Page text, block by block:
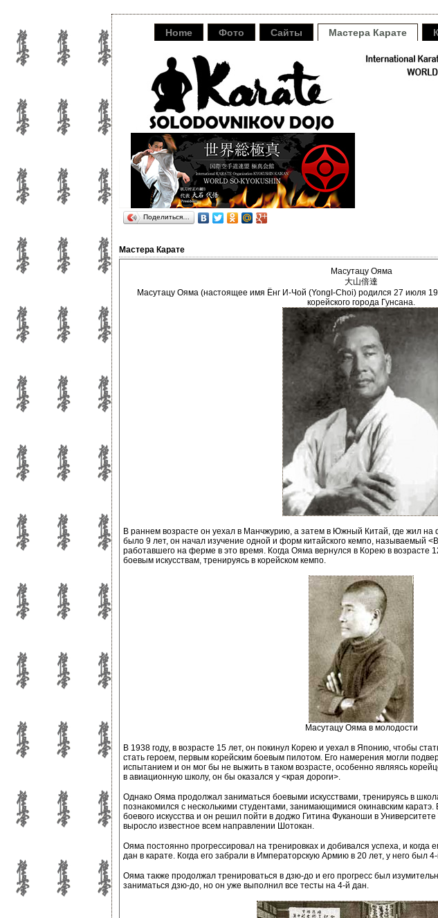
Home Фото Сайты Мастера Карате
Поделиться…
Мастера Карате
Масутацу Ояма
大山倍達
Масутацу Ояма (настоящее имя Ёнг И-Чой (YongI-Choi) родился 27 июля
корейского города Гунсана.
В раннем возрасте он уехал в Манчжурию, а затем в Южный Китай, где жил
было 9 лет, он начал изучение одной и форм китайского кемпо, называемый
работавшего на ферме в это время. Когда Ояма вернулся в Корею в возрасте
боевым искусствам, тренируясь в корейском кемпо.
Масутацу Ояма в молодости
В 1938 году, в возрасте 15 лет, он покинул Корею и уехал в Японию, чтобы
стать героем, первым корейским боевым пилотом. Его намерения могли
испытанием и он мог бы не выжить в таком возрасте, особенно являясь
в авиационную школу, он бы оказался у <края дороги>.
Однако Ояма продолжал заниматься боевыми искусствами, тренируясь в
познакомился с несколькими студентами, занимающимися окинавским каратэ.
боевого искусства и он решил пойти в доджо Гитина Фуканоши в Университете
выросло известное всем направлении Шотокан.
Ояма постоянно прогрессировал на тренировках и добивался успеха, и когда
дан в карате. Когда его забрали в Императорскую Армию в 20 лет, у него был
Ояма также продолжал тренироваться в дзю-до и его прогресс был
заниматься дзю-до, но он уже выполнил все тесты на 4-й дан.